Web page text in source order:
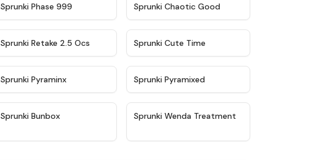
Sprunki Phase 999 ★
Sprunki Chaotic Good
★
Sprunki Retake 2.5 Ocs Sprunki Cute Time
Sprunki Pyraminx Sprunki Pyramixed
Sprunki Bunbox ★ 4.8
Sprunki Wenda Treatment